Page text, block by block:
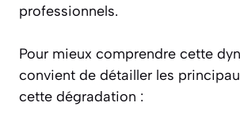
professionnels.
Pour mieux comprendre cette
convient de détailler les
cette dégradation :